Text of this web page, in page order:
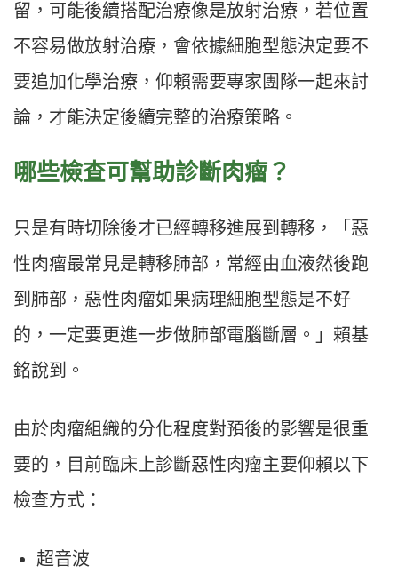
留，可能後續搭配治療像是放射治療，若位置
不容易做放射治療，會依據細胞型態決定要不
要追加化學治療，仰賴需要專家團隊一起來討
論，才能決定後續完整的治療策略。
哪些檢查可幫助診斷肉瘤？
只是有時切除後才已經轉移進展到轉移，「惡
性肉瘤最常見是轉移肺部，常經由血液然後跑
到肺部，惡性肉瘤如果病理細胞型態是不好
的，一定要更進一步做肺部電腦斷層。」賴基
銘說到。
由於肉瘤組織的分化程度對預後的影響是很重
要的，目前臨床上診斷惡性肉瘤主要仰賴以下
檢查方式：
超音波